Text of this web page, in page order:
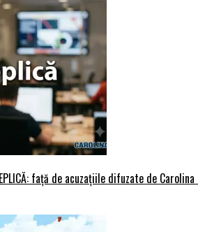
față de acuzațiile difuzate de